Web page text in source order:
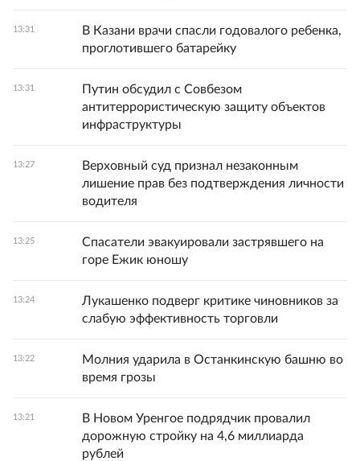
13:31
В Казани врачи спасли годовалого ребенка,
проглотившего батарейку
13:31
Путин обсудил с Совбезом
антитеррористическую защиту объектов
инфраструктуры
13:27
Верховный суд признал незаконным
лишение прав без подтверждения личности
водителя
13:25
Спасатели эвакуировали застрявшего на
горе Ежик юношу
13:24
Лукашенко подверг критике чиновников за
слабую эффективность торговли
13:22
Молния ударила в Останкинскую башню во
время грозы
13:21
В Новом Уренгое подрядчик провалил
дорожную стройку на 4,6 миллиарда
рублей